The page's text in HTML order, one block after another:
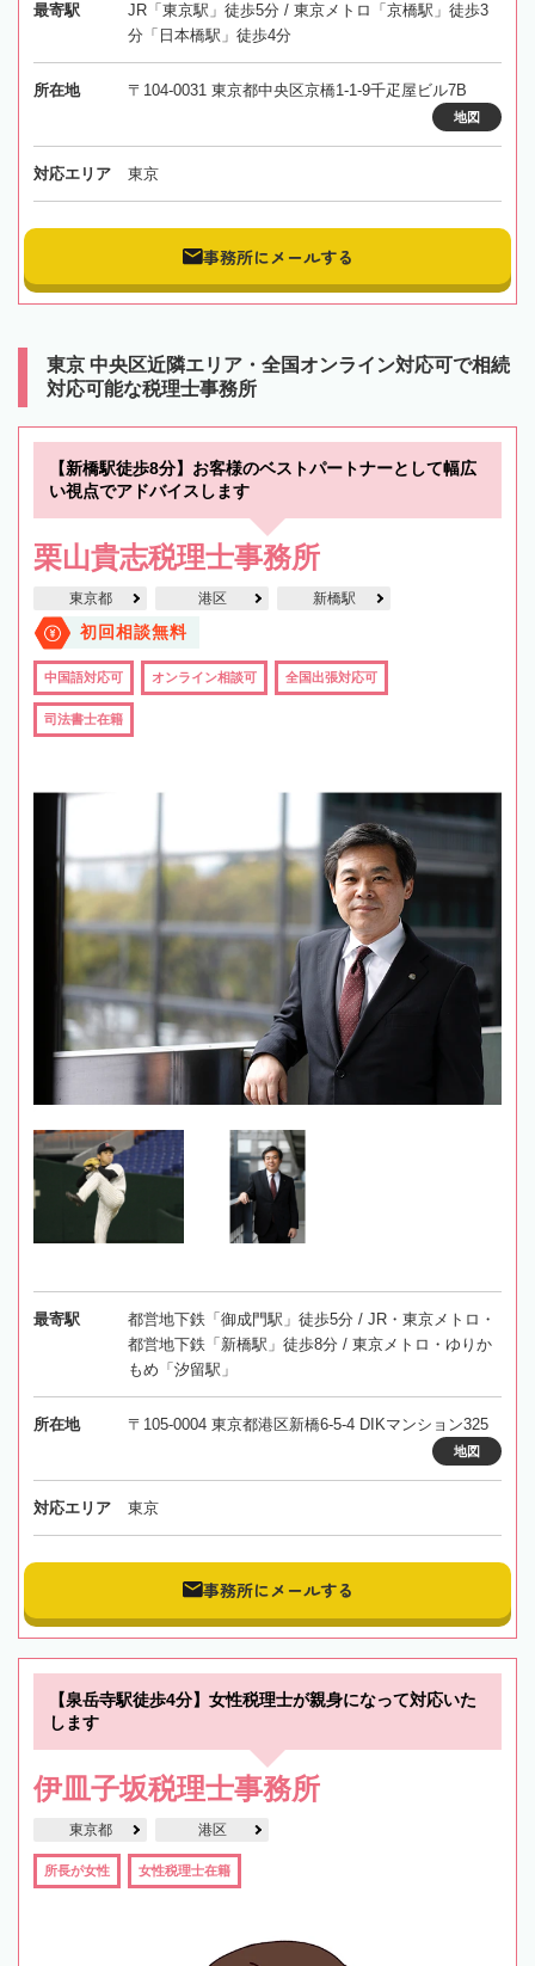
最寄駅
JR「東京駅」徒歩5分 / 東京メトロ「京橋駅」徒歩3
分「日本橋駅」徒歩4分
所在地 〒104-0031 東京都中央区京橋1-1-9千疋屋ビル7B
地図
対応エリア 東京
事務所にメールする
東京 中央区近隣エリア・全国オンライン対応可で相続
対応可能な税理士事務所
【新橋駅徒歩8分】お客様のベストパートナーとして幅広
い視点でアドバイスします
栗山貴志税理士事務所
東京都 港区 新橋駅
初回相談無料
中国語対応可 オンライン相談可 全国出張対応可
司法書士在籍
最寄駅
都営地下鉄「御成門駅」徒歩5分 / JR・東京メトロ・
都営地下鉄「新橋駅」徒歩8分 / 東京メトロ・ゆりか
もめ「汐留駅」
所在地 〒105-0004 東京都港区新橋6-5-4 DIKマンション325
地図
対応エリア 東京
事務所にメールする
【泉岳寺駅徒歩4分】女性税理士が親身になって対応いた
します
伊皿子坂税理士事務所
東京都 港区
所長が女性 女性税理士在籍